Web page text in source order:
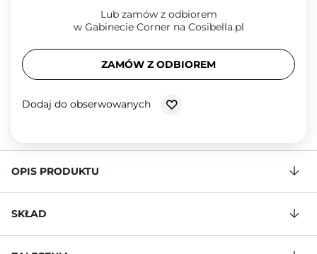
Lub zamów z odbiorem
w Gabinecie Corner na Cosibella.pl
ZAMÓW Z ODBIOREM
Dodaj do obserwowanych
OPIS PRODUKTU
SKŁAD